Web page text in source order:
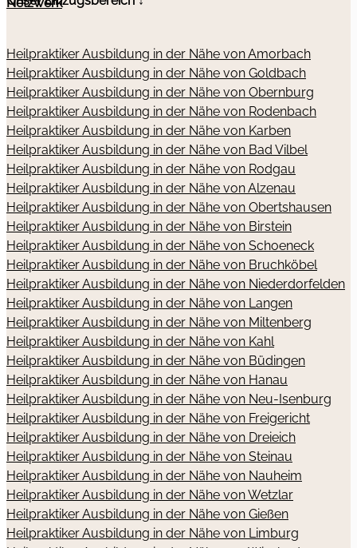
Heilpraktiker Ausbildung in der Nähe von Amorbach
Heilpraktiker Ausbildung in der Nähe von Goldbach
Heilpraktiker Ausbildung in der Nähe von Obernburg
Heilpraktiker Ausbildung in der Nähe von Rodenbach
Heilpraktiker Ausbildung in der Nähe von Karben
Heilpraktiker Ausbildung in der Nähe von Bad Vilbel
Heilpraktiker Ausbildung in der Nähe von Rodgau
Heilpraktiker Ausbildung in der Nähe von Alzenau
Heilpraktiker Ausbildung in der Nähe von Obertshausen
Heilpraktiker Ausbildung in der Nähe von Birstein
Heilpraktiker Ausbildung in der Nähe von Schoeneck
Heilpraktiker Ausbildung in der Nähe von Bruchköbel
Heilpraktiker Ausbildung in der Nähe von Niederdorfelden
Heilpraktiker Ausbildung in der Nähe von Langen
Heilpraktiker Ausbildung in der Nähe von Miltenberg
Heilpraktiker Ausbildung in der Nähe von Kahl
Heilpraktiker Ausbildung in der Nähe von Büdingen
Heilpraktiker Ausbildung in der Nähe von Hanau
Heilpraktiker Ausbildung in der Nähe von Neu-Isenburg
Heilpraktiker Ausbildung in der Nähe von Freigericht
Heilpraktiker Ausbildung in der Nähe von Dreieich
Heilpraktiker Ausbildung in der Nähe von Steinau
Heilpraktiker Ausbildung in der Nähe von Nauheim
Heilpraktiker Ausbildung in der Nähe von Wetzlar
Heilpraktiker Ausbildung in der Nähe von Gießen
Heilpraktiker Ausbildung in der Nähe von Limburg